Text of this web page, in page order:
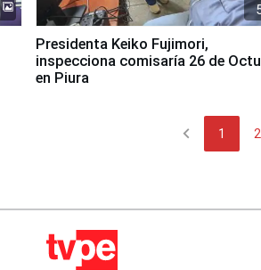
Presidenta Keiko Fujimori,
inspecciona comisaría 26 de
en Piura
chevron_left 1 2